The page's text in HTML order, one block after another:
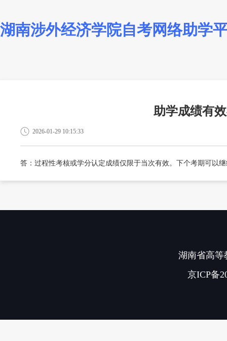
湖南涉外经济学院自考网络助学
助学成绩有
2026-01-29 10:15:33
答：过程性考核或学分认定成绩仅限于当次有效。下个考期可以
湖南省高等
京ICP备